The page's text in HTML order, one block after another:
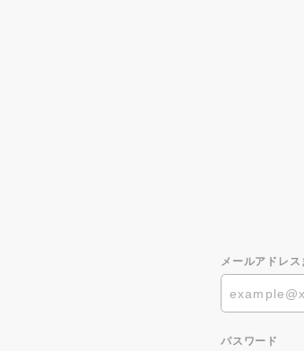
メールアドレ
パスワード